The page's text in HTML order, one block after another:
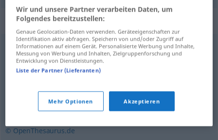
Synonyme für "sarkastisch"
beißend,spöttisch, höhnisch,beleidigend,vernichtend
ehrenrührig,verächtlich
zynisch,beißend,beleidigend,spöttisch,
ätzend schnippisch
© OpenThesaurus.de
Wir und unsere Partner verarbeiten Daten, um
Folgendes bereitzustellen:
Genaue Geolocation-Daten verwenden. Geräteeigenschaften zur
Identifikation aktiv abfragen. Speichern von und/oder Zugriff auf
Informationen auf einem Gerät. Personalisierte Werbung und Inhalte,
Messung von Werbung und Inhalten, Zielgruppenforschung und
Entwicklung von Dienstleistungen.
Liste der Partner (Lieferanten)
Mehr Optionen Akzeptieren